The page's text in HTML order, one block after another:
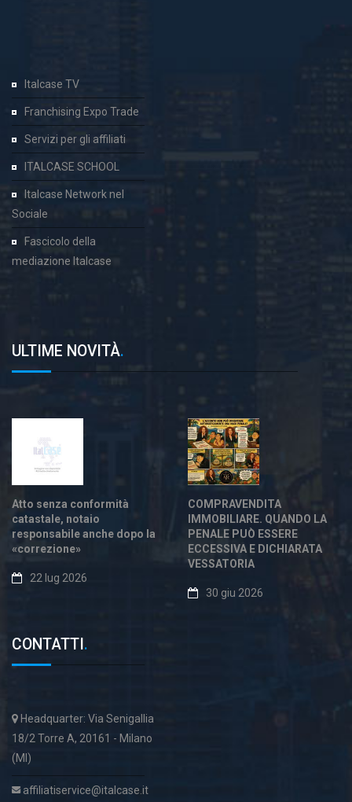
Italcase TV
Franchising Expo Trade
Servizi per gli affiliati
ITALCASE SCHOOL
Italcase Network nel
Sociale
Fascicolo della
mediazione Italcase
ULTIME NOVITÀ.
Atto senza conformità
catastale, notaio
responsabile anche dopo la
«correzione»
22 lug 2026
COMPRAVENDITA
IMMOBILIARE. QUANDO LA
PENALE PUÒ ESSERE
ECCESSIVA E DICHIARATA
VESSATORIA
30 giu 2026
CONTATTI .
Headquarter: Via Senigallia
18/2 Torre A, 20161 - Milano
(MI)
affiliatiservice@italcase.it